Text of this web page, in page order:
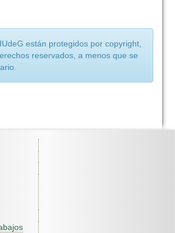
están protegidos por copyright,
reservados, a menos que se